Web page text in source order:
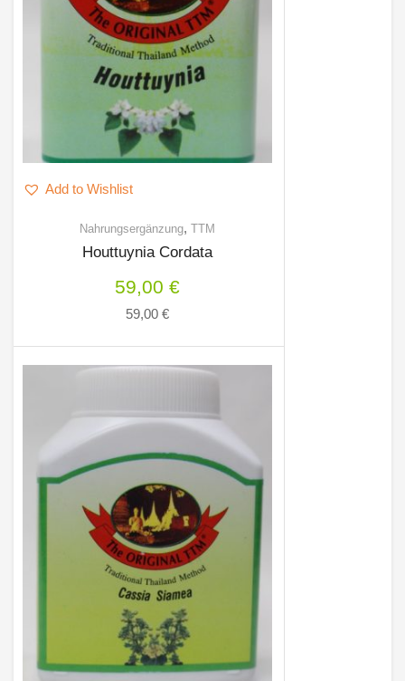
Add to Wishlist
Nahrungsergänzung, TTM
Houttuynia Cordata
59,00 €
59,00 €